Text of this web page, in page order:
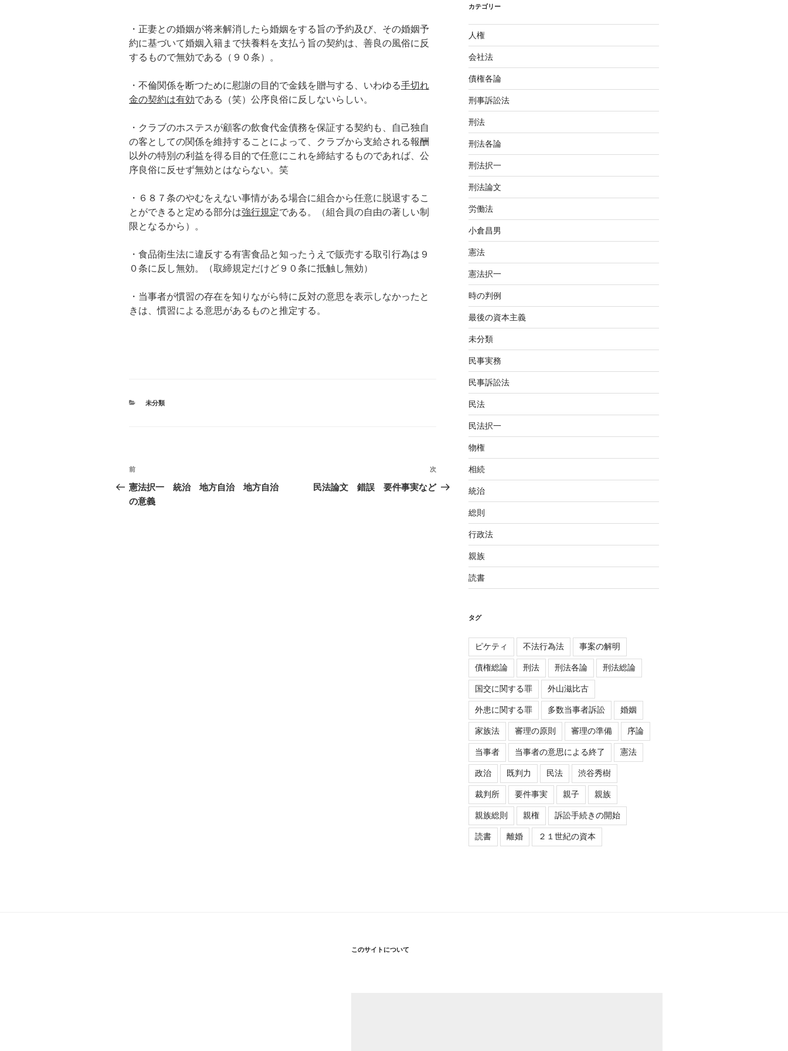
・正妻との婚姻が将来解消したら婚姻をする旨の予約及び、その婚姻予
約に基づいて婚姻入籍まで扶養料を支払う旨の契約は、善良の風俗に反
するもので無効である（９０条）。
・不倫関係を断つために慰謝の目的で金銭を贈与する、いわゆる手切れ
金の契約は有効である（笑）公序良俗に反しないらしい。
・クラブのホステスが顧客の飲食代金債務を保証する契約も、自己独自
の客としての関係を維持することによって、クラブから支給される報酬
以外の特別の利益を得る目的で任意にこれを締結するものであれば、公
序良俗に反せず無効とはならない。笑
・６８７条のやむをえない事情がある場合に組合から任意に脱退するこ
とができると定める部分は強行規定である。（組合員の自由の著しい制
限となるから）。
・食品衛生法に違反する有害食品と知ったうえで販売する取引行為は９
０条に反し無効。（取締規定だけど９０条に抵触し無効）
・当事者が慣習の存在を知りながら特に反対の意思を表示しなかったと
きは、慣習による意思があるものと推定する。
カ
未分類
投
稿
ナ
過
去
の
前
憲法択一 統治 地方自治 地方自治
の意義
の
次
民法論文 錯誤 要件事実など
カテゴリー
人権
会社法
債権各論
刑事訴訟法
刑法
刑法各論
刑法択一
刑法論文
労働法
小倉昌男
憲法
憲法択一
時の判例
最後の資本主義
未分類
民事実務
民事訴訟法
民法
民法択一
物権
相続
統治
総則
行政法
親族
読書
タグ
ピケティ 不法行為法 事案の解明
債権総論 刑法 刑法各論 刑法総論
国交に関する罪 外山滋比古
外患に関する罪 多数当事者訴訟 婚姻
家族法 審理の原則 審理の準備 序論
当事者 当事者の意思による終了 憲法
政治 既判力 民法 渋谷秀樹
裁判所 要件事実 親子 親族
親族総則 親権 訴訟手続きの開始
読書 離婚 ２１世紀の資本
このサイトについて